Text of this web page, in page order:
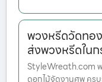
พวงหรีดวัดทอ
ส่งพวงหรีดใน
StyleWreath.com
ดอกไม้จัดงานศพ คร